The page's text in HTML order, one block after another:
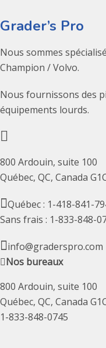
Grader’s Pro
Nous sommes
Champion / Volvo.
Nous fournissons des
équipements lourds.
800 Ardouin, suite 100
Québec, QC, Canada
Québec : 1-418-841-
Sans frais : 1-833-848-
info@graderspro.com
Nos bureaux
800 Ardouin, suite 100
Québec, QC, Canada
1-833-848-0745